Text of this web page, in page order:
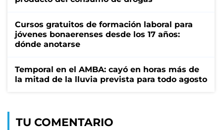
Cursos gratuitos de formación laboral para
jóvenes bonaerenses desde los 17 años:
dónde anotarse
Temporal en el AMBA: cayó en horas más de
la mitad de la lluvia prevista para todo agosto
TU COMENTARIO